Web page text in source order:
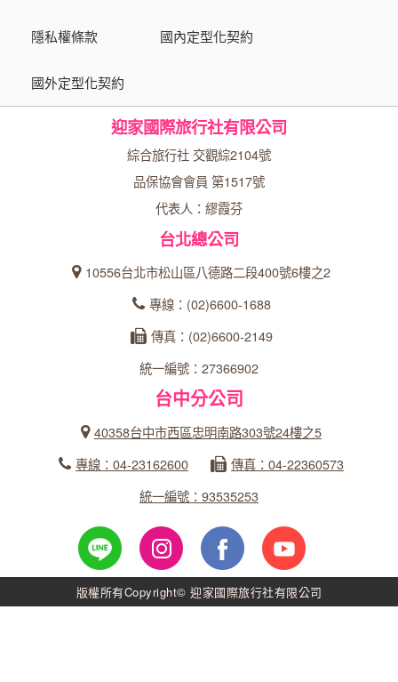
隱私權條款 國內定型化契約
國外定型化契約
迎家國際旅行社有限公司
綜合旅行社 交觀綜2104號
品保協會會員 第1517號
代表人：繆霞芬
台北總公司
10556台北市松山區八德路二段400號6樓之2
專線：(02)6600-1688
傳真：(02)6600-2149
統一編號：27366902
台中分公司
40358台中市西區忠明南路303號24樓之5
專線：04-23162600
傳真：04-22360573
統一編號：93535253
版權所有Copyright© 迎家國際旅行社有限公司